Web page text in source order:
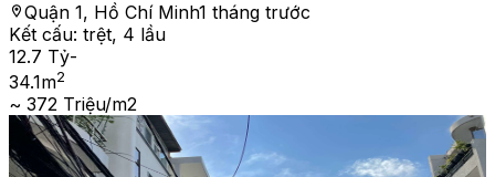
Quận 1, Hồ Chí Minh1 tháng trước
Kết cấu: trệt, 4 lầu
12.7 Tỷ-
34.1m2
~ 372 Triệu/m2